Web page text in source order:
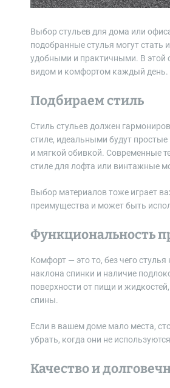
Выбор стульев для дома или
подобранные стулья могут
удобными и практичными. В этой
видом и комфортом каждый день.
Подбираем стиль
Стиль стульев должен
стиле, идеальными будут
и мягкой обивкой. Современные
стиле для лофта или винтажные
Выбор материалов тоже играет
преимущества и может быть
Функциональность
Комфорт — это то, без чего
наклона спинки и наличие
поверхности от пищи и
спины.
Если в вашем доме мало места,
убрать, когда они не
Качество и